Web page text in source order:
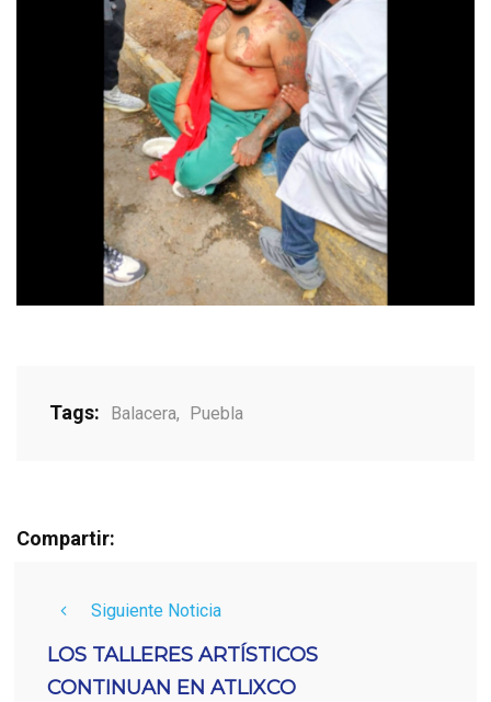
Tags: Balacera, Puebla
Compartir:
Siguiente Noticia
LOS TALLERES ARTÍSTICOS
CONTINUAN EN ATLIXCO